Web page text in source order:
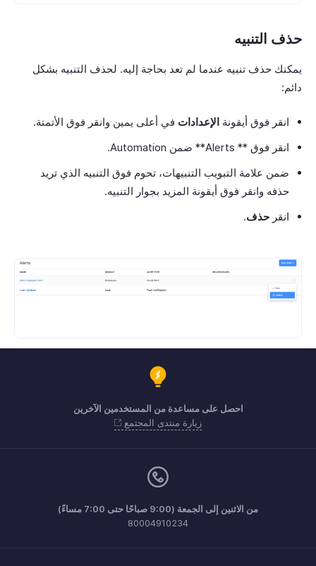
حذف التنبيه
يمكنك حذف تنبيه عندما لم تعد بحاجة إليه. لحذف التنبيه بشكل
دائم:
انقر فوق أيقونة الإعدادات في أعلى يمين وانقر فوق الأتمتة.
انقر فوق ** Alerts** ضمن Automation.
ضمن علامة التبويب التنبيهات، تحوم فوق التنبيه الذي تريد
حذفه وانقر فوق أيقونة المزيد بجوار التنبيه.
انقر حذف.
احصل على مساعدة من المستخدمين الآخرين
زيارة منتدى المجتمع
من الاثنين إلى الجمعة (9:00 صباحًا حتى 7:00 مساءً)
80004910234